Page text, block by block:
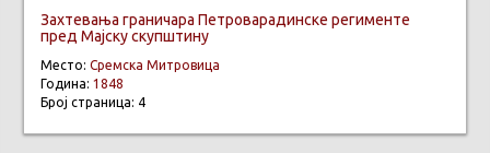
Захтевања граничара Петроварадинске регименте
пред Мајску скупштину
Место: Сремска Митровица
Година: 1848
Број страница: 4